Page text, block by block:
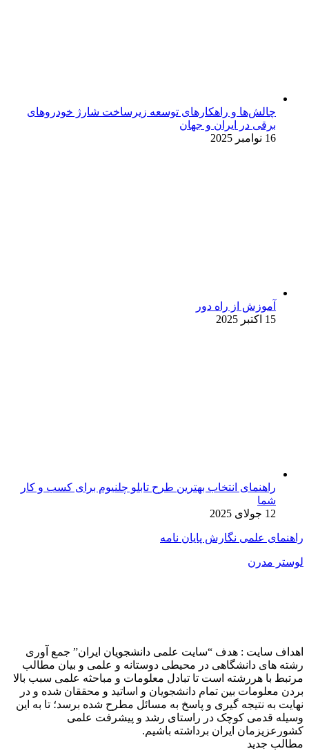
چالش‌ها و راهکارهای توسعه زیرساخت شارژ خودروهای
برقی در ایران و جهان
16 نوامبر 2025
آموزش از راه دور
15 اکتبر 2025
راهنمای انتخاب بهترین طرح تابلو چلنیوم برای کسب و کار
شما
12 جولای 2025
راهنمای علمی نگارش پایان نامه
لوستر مدرن
اهداف سایت : هدف “سایت علمی دانشجویان ایران” جمع آوری
رشته های دانشگاهی در محیطی دوستانه و علمی و بیان مطالب
مرتبط با هررشته است تا تبادل معلومات و مباحثه علمی سبب بالا
بردن معلومات بین تمام دانشجویان و اساتید و محققان شده و در
نهایت به نتیجه گیری و پاسخ به مسائل مطرح شده برسد؛ تا به این
وسیله قدمی کوچک در راستای رشد و پیشرفت علمی
کشورعزیزمان ایران برداشته باشیم.
مطالب جدید